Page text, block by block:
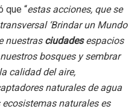
que “estas acciones, que se
‘Brindar un Mundo
nuestras ciudadesespacios
bosques y sembrar
calidad del aire,
naturales de agua
naturales es